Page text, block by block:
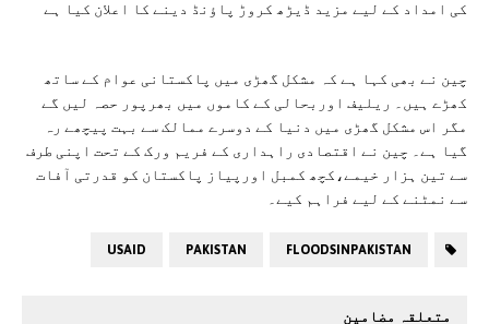
کی امداد کے لیے مزید ڈیڑھ کروڑ پاؤنڈ دینے کا اعلان کیا ہے
چین نے بھی کہا ہے کہ مشکل گھڑی میں پاکستانی عوام کے ساتھ
کھڑے ہیں۔ ریلیف اوربحالی کے کاموں میں بھرپور حصہ لیں گے
مگر اس مشکل گھڑی میں دنیا کے دوسرے ممالک سے بہت پیچھے رہ
گیا ہے۔ چین نے اقتصادی راہداری کے فریم ورک کے تحت اپنی طرف
سے تین ہزار خیمے،کچھ کمبل اورپیاز پاکستان کو قدرتی آفات
سے نمٹنے کے لیے فراہم کیے۔
FLOODSINPAKISTAN
PAKISTAN
USAID
متعلقہ مضامین